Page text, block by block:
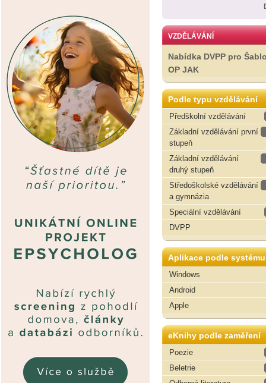
VZDĚLÁVÁNÍ
Nabídka DVPP pro
OP JAK
Podle typu vzdělávání
Předškolní vzdělávání
Základní vzdělávání první
stupeň
Základní vzdělávání
druhý stupeň
Středoškolské vzdělávání
a gymnázia
Speciální vzdělávání
DVPP
Aplikace podle systému
Windows
Android
Apple
eKnihy podle zaměření
Poezie
Beletrie